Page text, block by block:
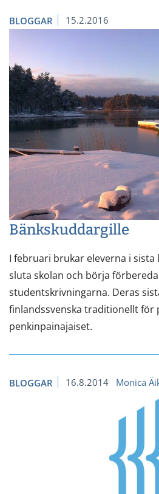
BLOGGAR 15.2.2016
Bänkskuddargille
I februari brukar eleverna i sista
sluta skolan och börja
studentskrivningarna. Deras
finlandssvenska traditionellt för
penkinpainajaiset.
BLOGGAR 16.8.2014 Monica